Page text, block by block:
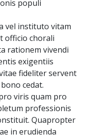
populi
vel instituto vitam
officio chorali
rationem vivendi
exigentiis
fideliter servent
cedat.
viris quam pro
professionis
Quapropter
in erudienda